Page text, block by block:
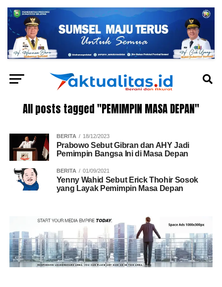
All posts tagged "PEMIMPIN MASA DEPAN"
BERITA 18/12/2023
Prabowo Sebut Gibran dan AHY Jadi
Pemimpin Bangsa Ini di Masa Depan
BERITA 01/09/2021
Yenny Wahid Sebut Erick Thohir Sosok
yang Layak Pemimpin Masa Depan